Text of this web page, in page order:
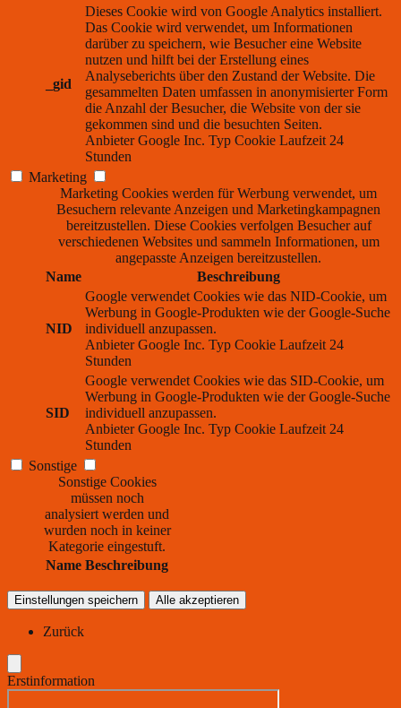
_gid
Dieses Cookie wird von Google Analytics installiert.
Das Cookie wird verwendet, um Informationen
darüber zu speichern, wie Besucher eine Website
nutzen und hilft bei der Erstellung eines
Analyseberichts über den Zustand der Website. Die
gesammelten Daten umfassen in anonymisierter Form
die Anzahl der Besucher, die Website von der sie
gekommen sind und die besuchten Seiten.
Anbieter Google Inc. Typ Cookie Laufzeit 24
Stunden
Marketing
Marketing Cookies werden für Werbung verwendet, um
Besuchern relevante Anzeigen und Marketingkampagnen
bereitzustellen. Diese Cookies verfolgen Besucher auf
verschiedenen Websites und sammeln Informationen, um
angepasste Anzeigen bereitzustellen.
Name
Beschreibung
NID
Google verwendet Cookies wie das NID-Cookie, um
Werbung in Google-Produkten wie der Google-Suche
individuell anzupassen.
Anbieter Google Inc. Typ Cookie Laufzeit 24
Stunden
SID
Google verwendet Cookies wie das SID-Cookie, um
Werbung in Google-Produkten wie der Google-Suche
individuell anzupassen.
Anbieter Google Inc. Typ Cookie Laufzeit 24
Stunden
Sonstige
Sonstige Cookies
müssen noch
analysiert werden und
wurden noch in keiner
Kategorie eingestuft.
Name Beschreibung
Einstellungen speichern Alle akzeptieren
Zurück
Erstinformation